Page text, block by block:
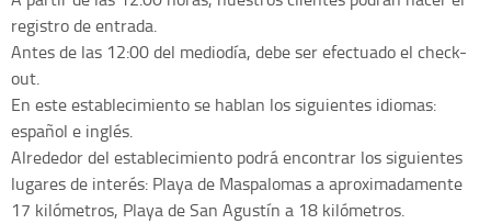
registro de entrada.
Antes de las 12:00 del mediodía, debe ser efectuado el check-
out.
En este establecimiento se hablan los siguientes idiomas:
español e inglés.
Alrededor del establecimiento podrá encontrar los siguientes
lugares de interés: Playa de Maspalomas a aproximadamente
17 kilómetros, Playa de San Agustín a 18 kilómetros.